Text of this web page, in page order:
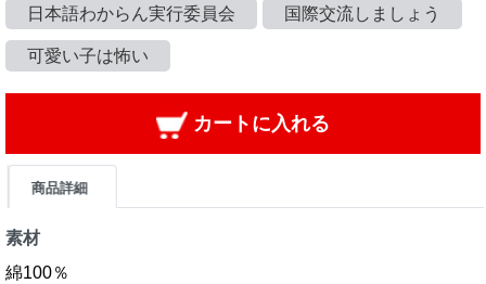
日本語わからん実行委員会 国際交流しましょう
可愛い子は怖い
カートに入れる
商品詳細
素材
綿100％